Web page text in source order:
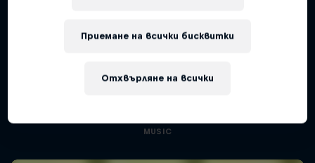
Diggin' in the Carts
music
MUSIC
Отхвърляне на всички
Приемане на всички бисквитки